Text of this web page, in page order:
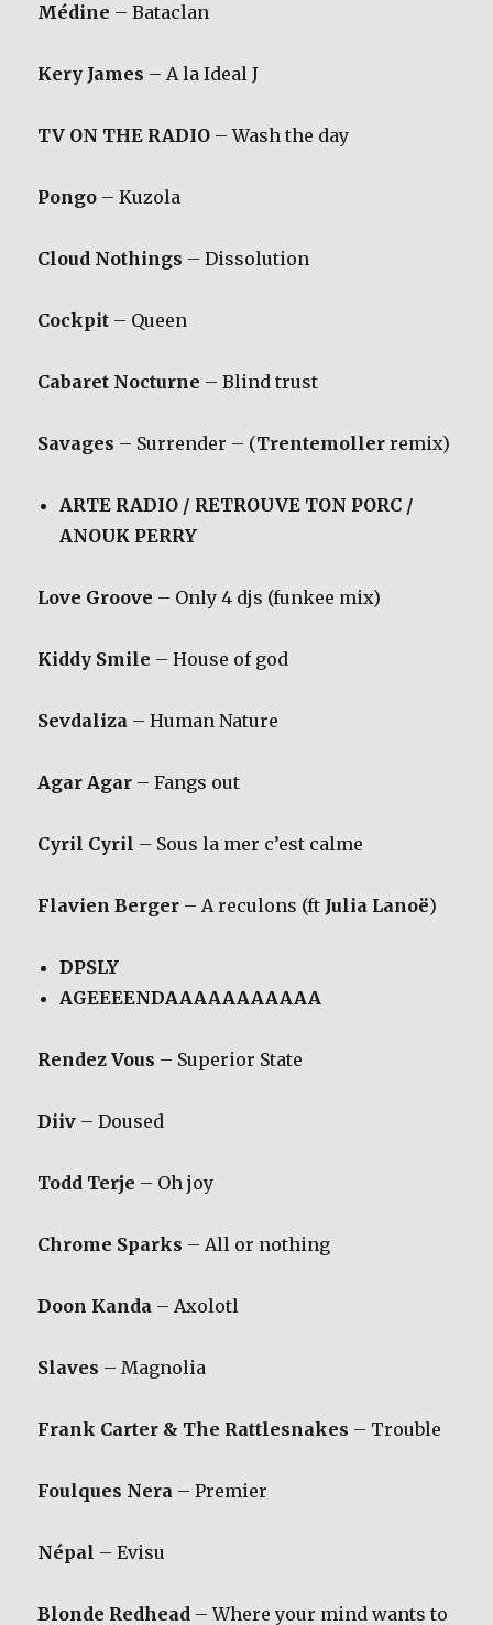
Médine – Bataclan
Kery James – A la Ideal J
TV ON THE RADIO – Wash the day
Pongo – Kuzola
Cloud Nothings – Dissolution
Cockpit – Queen
Cabaret Nocturne – Blind trust
Savages – Surrender – (Trentemoller remix)
ARTE RADIO / RETROUVE TON PORC /
ANOUK PERRY
Love Groove – Only 4 djs (funkee mix)
Kiddy Smile – House of god
Sevdaliza – Human Nature
Agar Agar – Fangs out
Cyril Cyril – Sous la mer c’est calme
Flavien Berger – A reculons (ft Julia Lanoë)
DPSLY
AGEEEENDAAAAAAAAAAA
Rendez Vous – Superior State
Diiv – Doused
Todd Terje – Oh joy
Chrome Sparks – All or nothing
Doon Kanda – Axolotl
Slaves – Magnolia
Frank Carter & The Rattlesnakes – Trouble
Foulques Nera – Premier
Népal – Evisu
Blonde Redhead – Where your mind wants to